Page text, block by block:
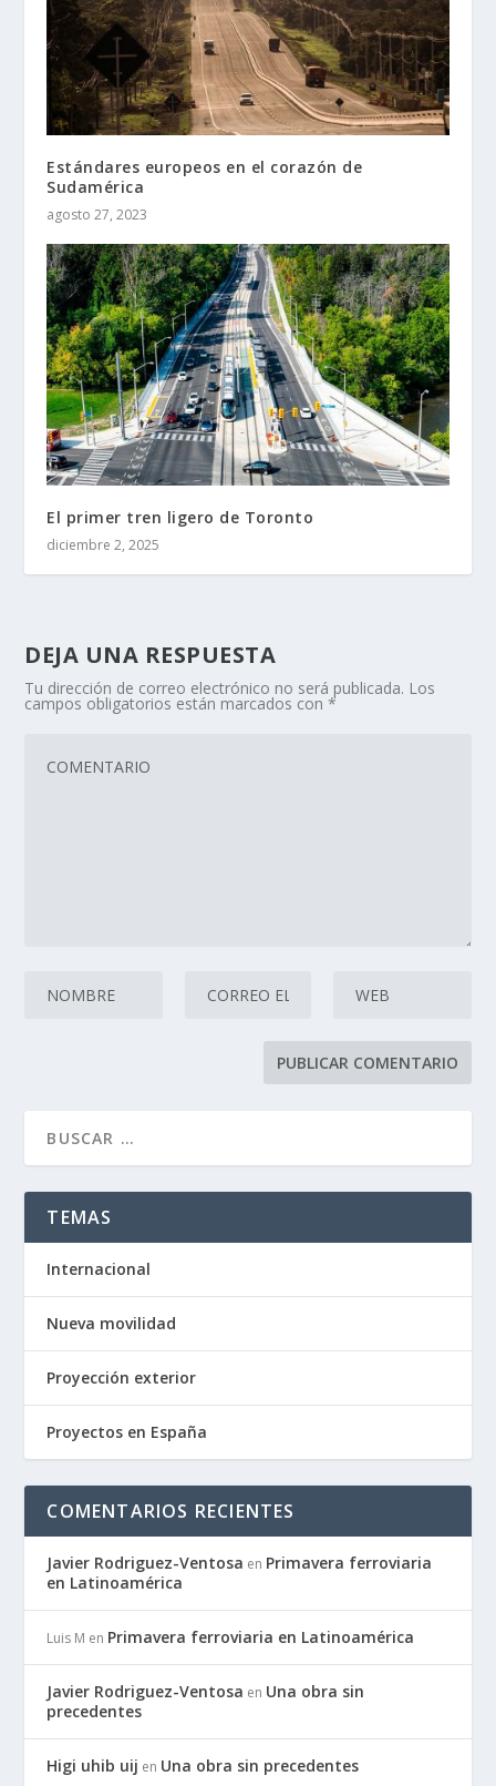
Estándares europeos en el corazón de
Sudamérica
agosto 27, 2023
El primer tren ligero de Toronto
diciembre 2, 2025
DEJA UNA RESPUESTA
Tu dirección de correo electrónico no será publicada. Los
campos obligatorios están marcados con*
TEMAS
Internacional
Nueva movilidad
Proyección exterior
Proyectos en España
COMENTARIOS RECIENTES
Javier Rodriguez-Ventosa en Primavera ferroviaria
en Latinoamérica
Luis M en Primavera ferroviaria en Latinoamérica
Javier Rodriguez-Ventosa en Una obra sin
precedentes
Higi uhib uij en Una obra sin precedentes